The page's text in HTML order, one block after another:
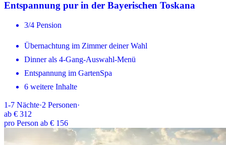
Entspannung pur in der Bayerischen Toskana
3/4 Pension
Übernachtung im Zimmer deiner Wahl
Dinner als 4-Gang-Auswahl-Menü
Entspannung im GartenSpa
6 weitere Inhalte
1-7 Nächte·2 Personen·
ab € 312
pro Person ab € 156